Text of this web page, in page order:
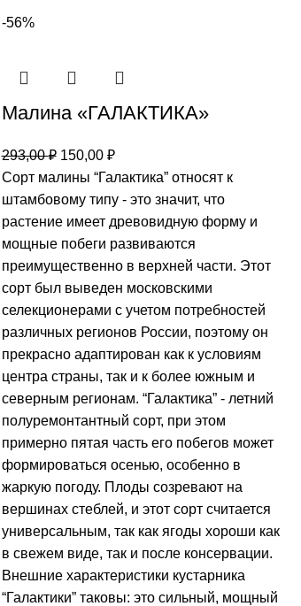
-56%
Малина «ГАЛАКТИКА»
293,00₽ 150,00 ₽
Сорт малины “Галактика” относят к
штамбовому типу - это значит, что
растение имеет древовидную форму и
мощные побеги развиваются
преимущественно в верхней части. Этот
сорт был выведен московскими
селекционерами с учетом потребностей
различных регионов России, поэтому он
прекрасно адаптирован как к условиям
центра страны, так и к более южным и
северным регионам. “Галактика” - летний
полуремонтантный сорт, при этом
примерно пятая часть его побегов может
формироваться осенью, особенно в
жаркую погоду. Плоды созревают на
вершинах стеблей, и этот сорт считается
универсальным, так как ягоды хороши как
в свежем виде, так и после консервации.
Внешние характеристики кустарника
“Галактики” таковы: это сильный, мощный